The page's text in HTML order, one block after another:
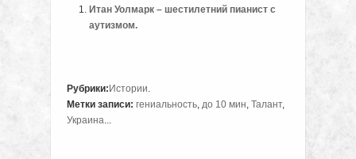
Итан Уолмарк – шестилетний пианист с
аутизмом.
Рубрики: Истории.
Метки записи: гениальность, до 10 мин, Талант,
Украина...